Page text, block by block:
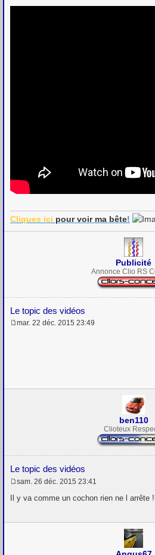
s
Cliques ici pour voir ma bête!
Publicité
Annonce Clio RS
Le topic des vidéos
mar. 22 déc. 2015 23:49
ben110
Clioteux
Le topic des vidéos
e
s
a
sam. 26 déc. 2015 23:41
Il y va comme un cochon rien ne l arrête